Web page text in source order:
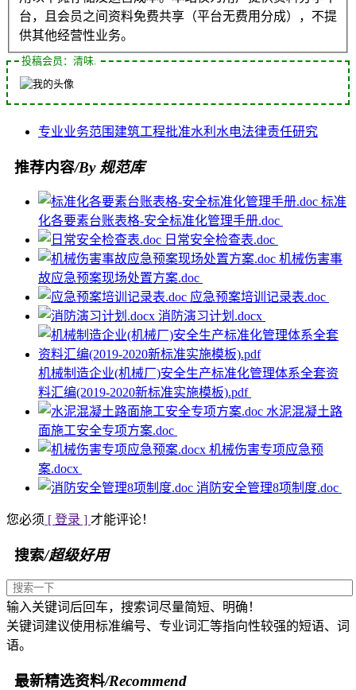
台，且会员之间资料免费共享（平台无费用分成），不提
供其他经营性业务。
投稿会员：清味.
专业业务范围 建筑工程批准水利水电法律责任研究
推荐内容/By 规范库
标准
化各要素台账表格-安全标准化管理手册.doc
日常安全检查表.doc
机械伤害事
故应急预案现场处置方案.doc
应急预案培训记录表.doc
消防演习计划.docx
机械制造企业(机械厂)安全生产标准化管理体系全套资
料汇编(2019-2020新标准实施模板).pdf
水泥混凝土路
面施工安全专项方案.doc
机械伤害专项应急预
案.docx
消防安全管理8项制度.doc
您必须 [ 登录 ] 才能评论！
搜索/超级好用
输入关键词后回车，搜索词尽量简短、明确！
关键词建议使用标准编号、专业词汇等指向性较强的短语、词
语。
最新精选资料/Recommend